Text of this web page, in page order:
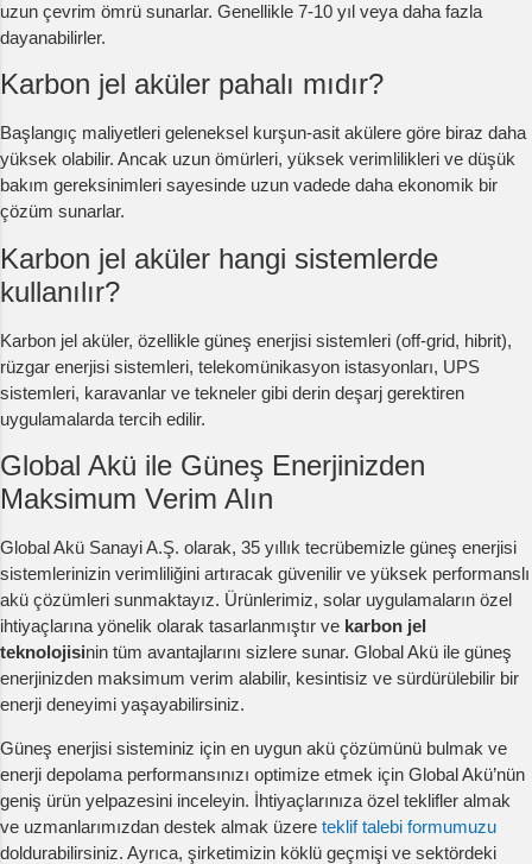
uzun çevrim ömrü sunarlar. Genellikle 7-10 yıl veya daha fazla
dayanabilirler.
Karbon jel aküler pahalı mıdır?
Başlangıç maliyetleri geleneksel kurşun-asit akülere göre biraz daha
yüksek olabilir. Ancak uzun ömürleri, yüksek verimlilikleri ve düşük
bakım gereksinimleri sayesinde uzun vadede daha ekonomik bir
çözüm sunarlar.
Karbon jel aküler hangi sistemlerde
kullanılır?
Karbon jel aküler, özellikle güneş enerjisi sistemleri (off-grid, hibrit),
rüzgar enerjisi sistemleri, telekomünikasyon istasyonları, UPS
sistemleri, karavanlar ve tekneler gibi derin deşarj gerektiren
uygulamalarda tercih edilir.
Global Akü ile Güneş Enerjinizden
Maksimum Verim Alın
Global Akü Sanayi A.Ş. olarak, 35 yıllık tecrübemizle güneş enerjisi
sistemlerinizin verimliliğini artıracak güvenilir ve yüksek performanslı
akü çözümleri sunmaktayız. Ürünlerimiz, solar uygulamaların özel
ihtiyaçlarına yönelik olarak tasarlanmıştır ve karbon jel
teknolojisinin tüm avantajlarını sizlere sunar. Global Akü ile güneş
enerjinizden maksimum verim alabilir, kesintisiz ve sürdürülebilir bir
enerji deneyimi yaşayabilirsiniz.
Güneş enerjisi sisteminiz için en uygun akü çözümünü bulmak ve
enerji depolama performansınızı optimize etmek için Global Akü’nün
geniş ürün yelpazesini inceleyin. İhtiyaçlarınıza özel teklifler almak
ve uzmanlarımızdan destek almak üzere teklif talebi formumuzu
doldurabilirsiniz. Ayrıca, şirketimizin köklü geçmişi ve sektördeki